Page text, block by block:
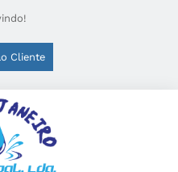
Cliente